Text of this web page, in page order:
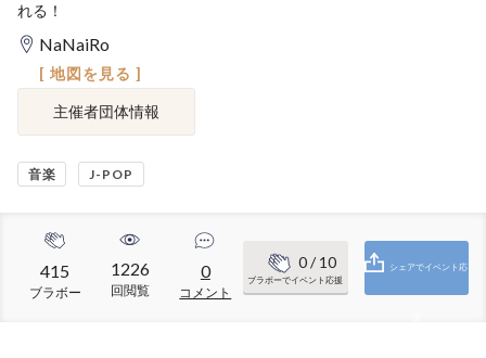
れる！
NaNaiRo
[ 地図を見る ]
主催者団体情報
音楽 J-POP
415
ブラボー
1226
回閲覧
0
コメント
0/ 10
ブラボーでイベント応援
シェアでイベント応